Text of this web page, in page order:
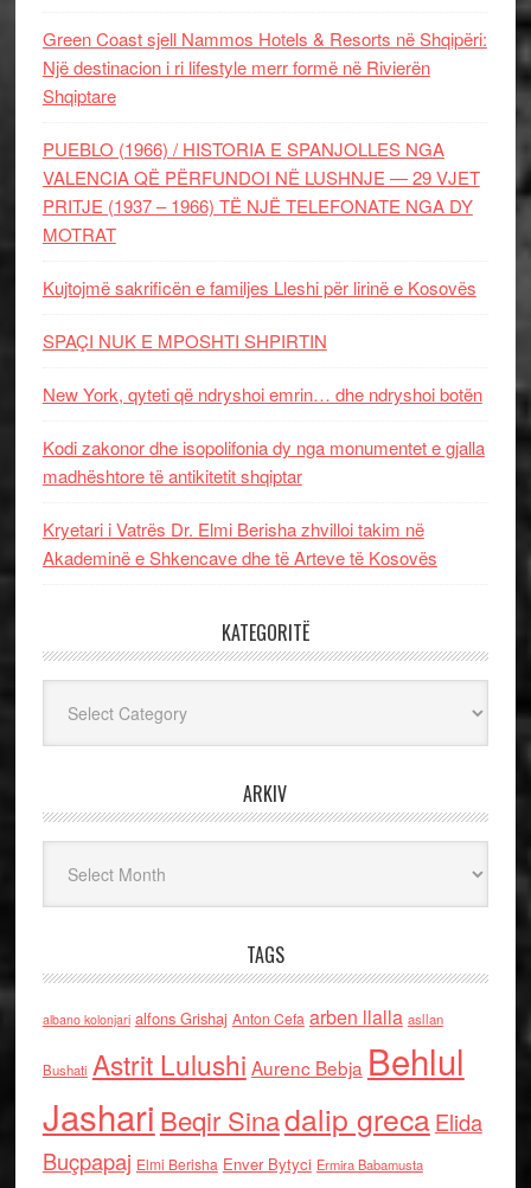
Green Coast sjell Nammos Hotels & Resorts në Shqipëri:
Një destinacion i ri lifestyle merr formë në Rivierën
Shqiptare
PUEBLO (1966) / HISTORIA E SPANJOLLES NGA
VALENCIA QË PËRFUNDOI NË LUSHNJE — 29 VJET
PRITJE (1937 – 1966) TË NJË TELEFONATE NGA DY
MOTRAT
Kujtojmë sakrificën e familjes Lleshi për lirinë e Kosovës
SPAÇI NUK E MPOSHTI SHPIRTIN
New York, qyteti që ndryshoi emrin… dhe ndryshoi botën
Kodi zakonor dhe isopolifonia dy nga monumentet e gjalla
madhështore të antikitetit shqiptar
Kryetari i Vatrës Dr. Elmi Berisha zhvilloi takim në
Akademinë e Shkencave dhe të Arteve të Kosovës
KATEGORITË
ARKIV
TAGS
albano kolonjari alfons Grishaj Anton Cefa arben llalla asllan
Bushati Astrit Lulushi Aurenc Bebja Behlul
Jashari Beqir Sinadalip grecaElida
Buçpapaj Elmi Berisha Enver Bytyci Ermira Babamusta